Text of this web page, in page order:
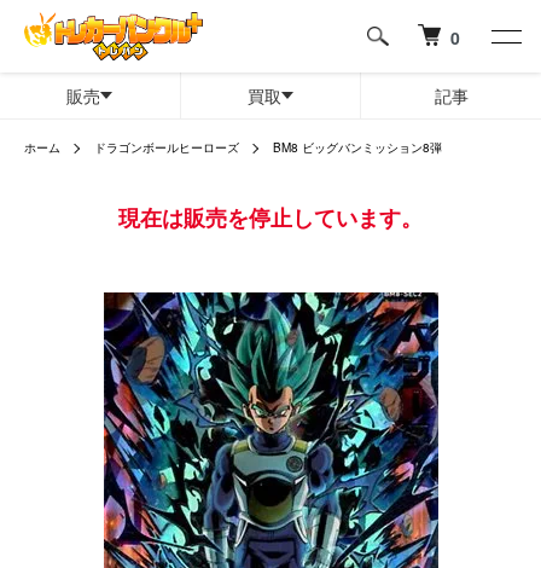
0
販売 買取 記事
ホーム ドラゴンボールヒーローズ BM8 ビッグバンミッション8弾
現在は販売を停止しています。